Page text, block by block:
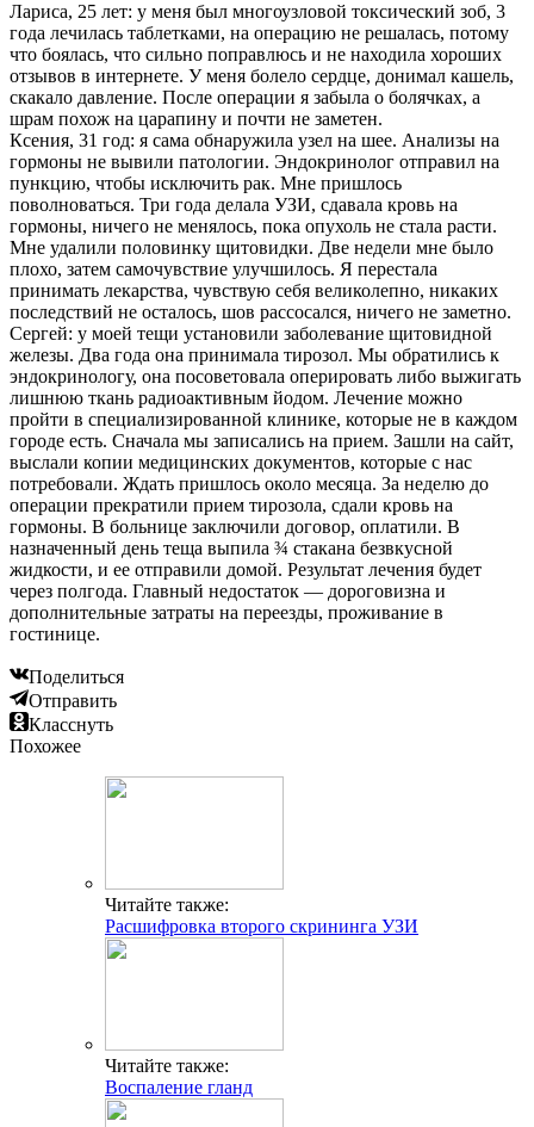
Лариса, 25 лет: у меня был многоузловой токсический зоб, 3
года лечилась таблетками, на операцию не решалась, потому
что боялась, что сильно поправлюсь и не находила хороших
отзывов в интернете. У меня болело сердце, донимал кашель,
скакало давление. После операции я забыла о болячках, а
шрам похож на царапину и почти не заметен.
Ксения, 31 год: я сама обнаружила узел на шее. Анализы на
гормоны не вывили патологии. Эндокринолог отправил на
пункцию, чтобы исключить рак. Мне пришлось
поволноваться. Три года делала УЗИ, сдавала кровь на
гормоны, ничего не менялось, пока опухоль не стала расти.
Мне удалили половинку щитовидки. Две недели мне было
плохо, затем самочувствие улучшилось. Я перестала
принимать лекарства, чувствую себя великолепно, никаких
последствий не осталось, шов рассосался, ничего не заметно.
Сергей: у моей тещи установили заболевание щитовидной
железы. Два года она принимала тирозол. Мы обратились к
эндокринологу, она посоветовала оперировать либо выжигать
лишнюю ткань радиоактивным йодом. Лечение можно
пройти в специализированной клинике, которые не в каждом
городе есть. Сначала мы записались на прием. Зашли на сайт,
выслали копии медицинских документов, которые с нас
потребовали. Ждать пришлось около месяца. За неделю до
операции прекратили прием тирозола, сдали кровь на
гормоны. В больнице заключили договор, оплатили. В
назначенный день теща выпила ¾ стакана безвкусной
жидкости, и ее отправили домой. Результат лечения будет
через полгода. Главный недостаток — дороговизна и
дополнительные затраты на переезды, проживание в
гостинице.
Поделиться
Отправить
Класснуть
Похожее
Читайте также:
Расшифровка второго скрининга УЗИ
Читайте также:
Воспаление гланд